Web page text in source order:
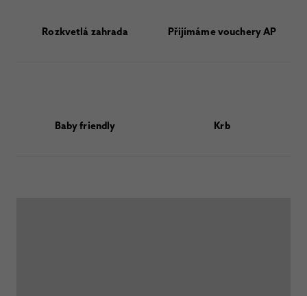
Rozkvetlá zahrada Přijímáme vouchery AP
Baby friendly Krb